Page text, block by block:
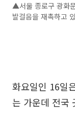
▲서울 종로구 광화
발걸음을 재촉하고
화요일인 16일
는 가운데 전국